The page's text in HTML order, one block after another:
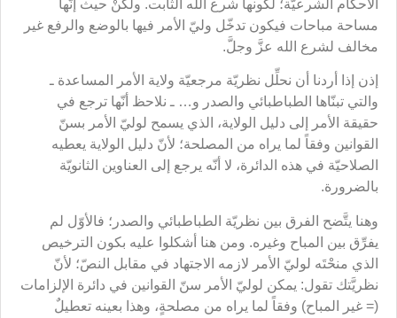
الأحكام الشرعيّة؛ لكونها شرع الله الثابت. ولكنْ حيث إنّها
مساحة مباحات فيكون تدخّل وليّ الأمر فيها بالوضع والرفع غير
مخالف لشرع الله عزَّ وجلَّ.
إذن إذا أردنا أن نحلِّل نظريّة مرجعيّة ولاية الأمر المساعدة ـ
والتي تبنّاها الطباطبائي والصدر و… ـ نلاحظ أنّها ترجع في
حقيقة الأمر إلى دليل الولاية، الذي يسمح لوليّ الأمر بسنّ
القوانين وفقاً لما يراه من المصلحة؛ لأنّ دليل الولاية يعطيه
الصلاحيّة في هذه الدائرة، لا أنّه يرجع إلى العناوين الثانويّة
بالضرورة.
وهنا يتَّضح الفرق بين نظريّة الطباطبائي والصدر؛ فالأوّل لم
يفرِّق بين المباح وغيره. ومن هنا أشكلوا عليه بكون الترخيص
الذي منحْتَه لوليّ الأمر لازمه الاجتهاد في مقابل النصّ؛ لأنّ
نظريَّتك تقول: يمكن لوليّ الأمر سنّ القوانين في دائرة الإلزامات
(= غير المباح) وفقاً لما يراه من مصلحةٍ، وهذا بعينه تعطيلٌ